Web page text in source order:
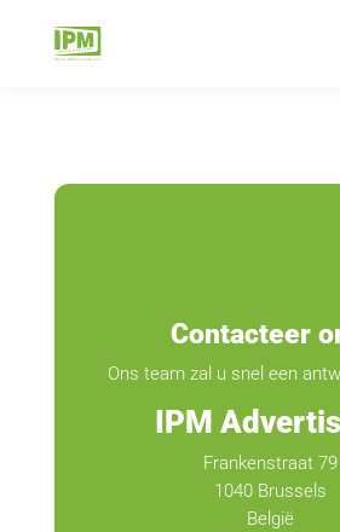
Contacteer
Ons team zal u snel een
IPM
Frankenstraat 79
1040 Brussels
België